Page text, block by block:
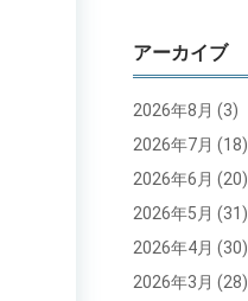
アーカイブ
2026年8月 (3)
2026年7月 (18)
2026年6月 (20)
2026年5月 (31)
2026年4月 (30)
2026年3月 (28)